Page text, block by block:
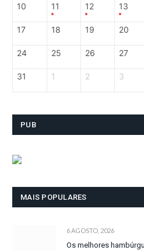
10 11 12 13
17 18 19 20
24 25 26 27
31 1 2 3
PUB
MAIS POPULARES
6 AGOSTO, 2026
Os melhores